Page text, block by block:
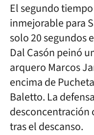
El segundo
inmejorable para
solo 20 segundos
Dal Casón peinó
arquero Marcos
encima de
Baletto. La
desconcentración
tras el descanso.